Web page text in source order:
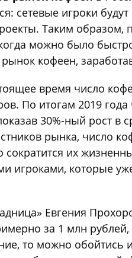
сетевые игроки будут
Таким образом,
можно было
кофеен,
время число
По итогам 2019
30%-ный рост в
рынка, число
сократится их
игроками, которые
Евгения
за 1 млн рублей,
то можно